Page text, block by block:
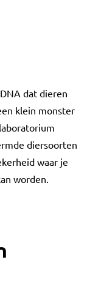
dat dieren
klein monster
diersoorten
waar je
worden.